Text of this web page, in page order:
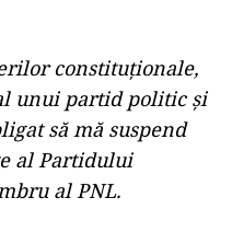
constituționale,
unui partid politic și
să mă suspend
al Partidului
al PNL.